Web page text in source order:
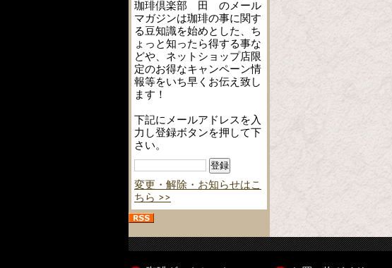
珈琲倶楽部 田 のメール
マガジンは珈琲の事に関す
る豆知識を始めとした、ち
ょっと知ったら得する事な
どや、ネットショップ店限
定のお得なキャンペーン情
報等をいち早くお伝え致し
ます！
下記にメールアドレスを入
力し登録ボタンを押して下
さい。
変更・解除・お知らせはこ
ちら >>